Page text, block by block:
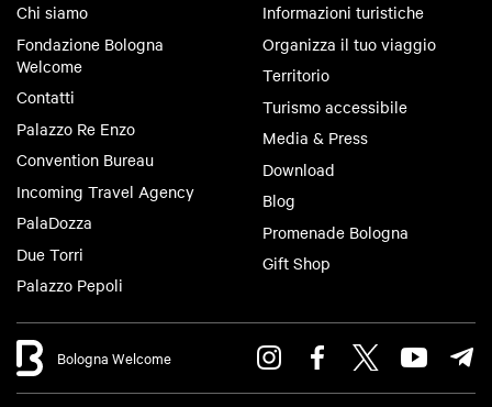
Chi siamo
Fondazione Bologna
Welcome
Contatti
Palazzo Re Enzo
Convention Bureau
Incoming Travel Agency
PalaDozza
Due Torri
Palazzo Pepoli
Informazioni turistiche
Organizza il tuo viaggio
Territorio
Turismo accessibile
Media & Press
Download
Blog
Promenade Bologna
Gift Shop
Bologna Welcome